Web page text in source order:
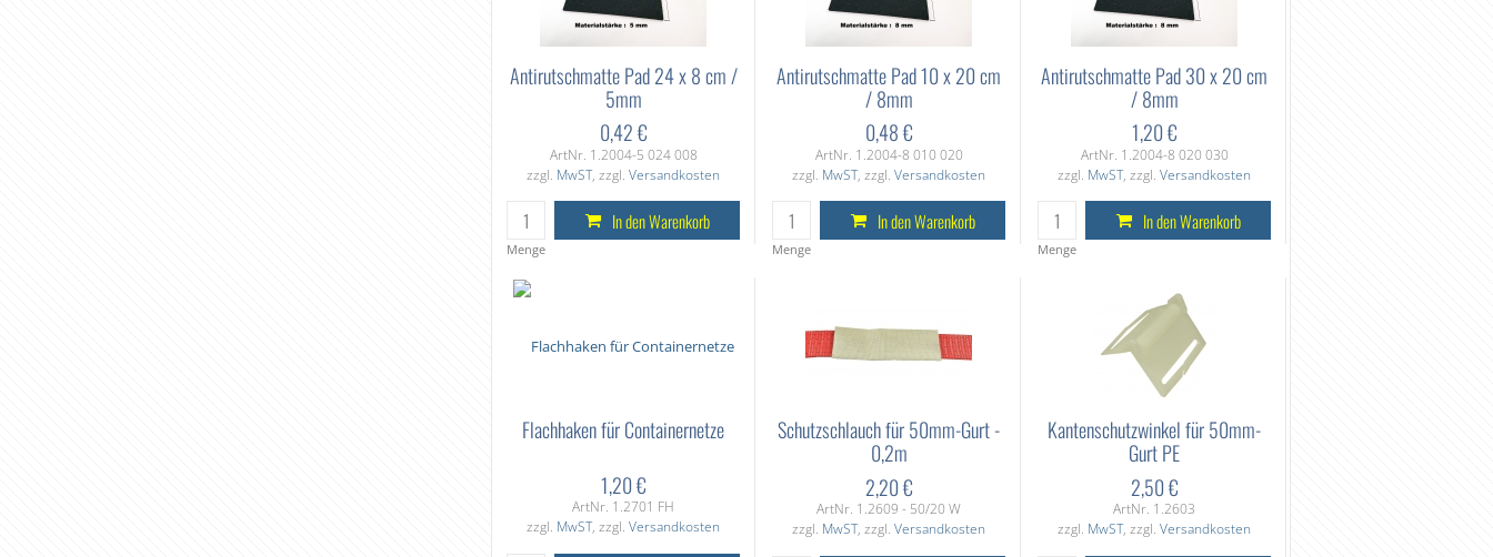
Antirutschmatte Pad 24 x 8 cm /
5mm
0,42 €
ArtNr. 1.2004-5 024 008
zzgl. MwST, zzgl. Versandkosten
Menge
In den Warenkorb
Antirutschmatte Pad 10 x 20 cm
/ 8mm
0,48 €
ArtNr. 1.2004-8 010 020
zzgl. MwST, zzgl. Versandkosten
Menge
In den Warenkorb
Antirutschmatte Pad 30 x 20 cm
/ 8mm
1,20 €
ArtNr. 1.2004-8 020 030
zzgl. MwST, zzgl. Versandkosten
Menge
In den Warenkorb
Flachhaken für Containernetze
1,20 €
ArtNr. 1.2701 FH
zzgl. MwST, zzgl. Versandkosten
Schutzschlauch für 50mm-Gurt -
0,2m
2,20 €
ArtNr. 1.2609 - 50/20 W
zzgl. MwST, zzgl. Versandkosten
Kantenschutzwinkel für 50mm-
Gurt PE
2,50 €
ArtNr. 1.2603
zzgl. MwST, zzgl. Versandkosten